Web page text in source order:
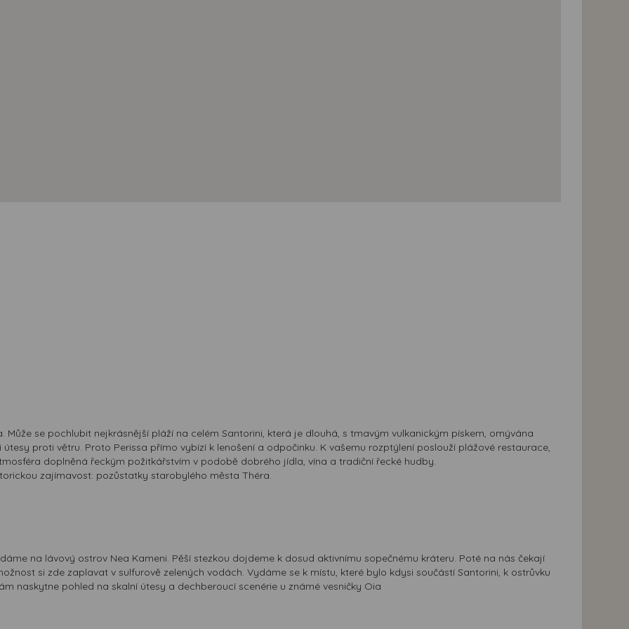
se pochlubit nejkrásnější pláží na celém Santorini, která je dlouhá, s tmavým vulkanickým pískem, omývána
proti větru. Proto Perissa přímo vybízí k lenošení a odpočinku. K vašemu rozptýlení poslouží plážové restaurace,
doplněná řeckým požitkářstvím v podobě dobrého jídla, vína a tradiční řecké hudby.
zajímavost: pozůstatky starobylého města Théra.
na lávový ostrov Nea Kameni. Pěší stezkou dojdeme k dosud aktivnímu sopečnému kráteru. Poté na nás čekají
si zde zaplavat v sulfurově zelených vodách. Vydáme se k místu, které bylo kdysi součástí Santorini, k ostrůvku
naskytne pohled na skalní útesy a dechberoucí scenérie u známé vesničky Oia